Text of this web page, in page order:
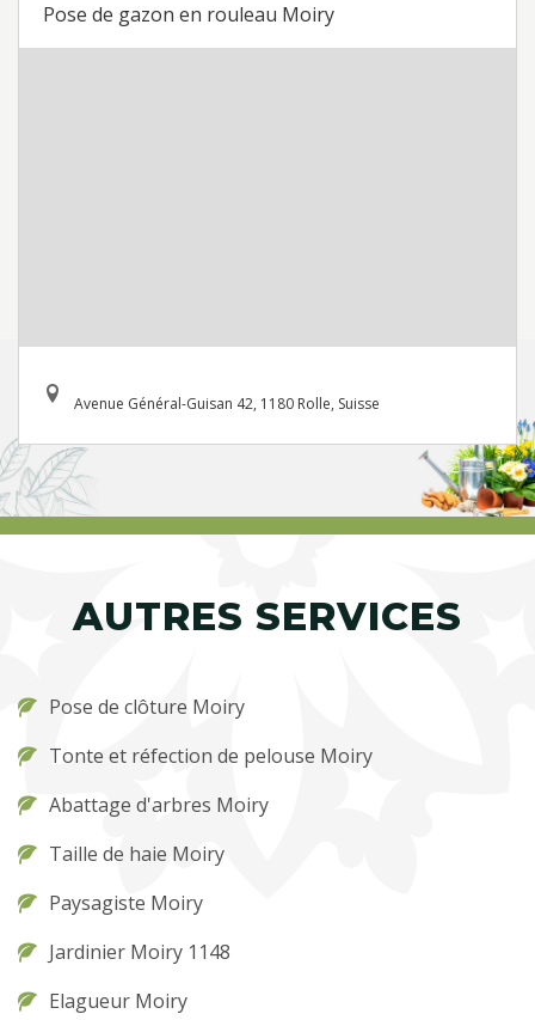
Pose de gazon en rouleau Moiry
Avenue Général-Guisan 42, 1180 Rolle, Suisse
AUTRES SERVICES
Pose de clôture Moiry
Tonte et réfection de pelouse Moiry
Abattage d'arbres Moiry
Taille de haie Moiry
Paysagiste Moiry
Jardinier Moiry 1148
Elagueur Moiry